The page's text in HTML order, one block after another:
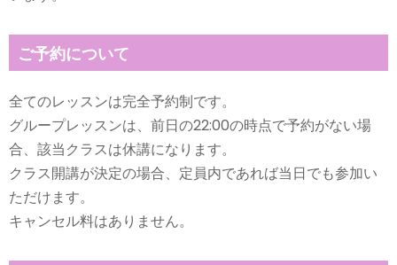
ご予約について
全てのレッスンは完全予約制です。
グループレッスンは、前日の22:00の時点で予約がない場
合、該当クラスは休講になります。
クラス開講が決定の場合、定員内であれば当日でも参加い
ただけます。
キャンセル料はありません。